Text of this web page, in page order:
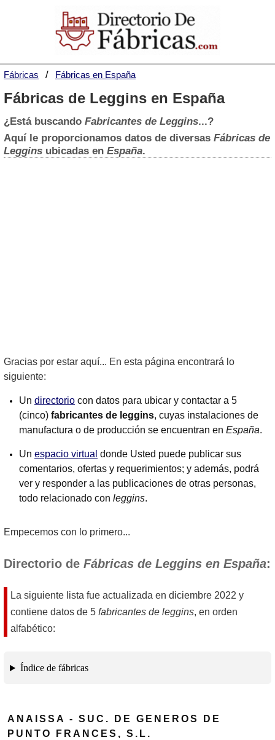
Fábricas Fábricas en España
Fábricas de Leggins en España
¿Está buscando Fabricantes de Leggins...?
Aquí le proporcionamos datos de diversas Fábricas de
Leggins ubicadas en España.
Gracias por estar aquí... En esta página encontrará lo
siguiente:
Un directorio con datos para ubicar y contactar a 5
(cinco) fabricantes de leggins, cuyas instalaciones de
manufactura o de producción se encuentran en España.
Un espacio virtual donde Usted puede publicar sus
comentarios, ofertas y requerimientos; y además, podrá
ver y responder a las publicaciones de otras personas,
todo relacionado con leggins.
Empecemos con lo primero...
Directorio de Fábricas de Leggins en España:
La siguiente lista fue actualizada en diciembre 2022 y
contiene datos de 5 fabricantes de leggins, en orden
alfabético:
Índice de fábricas
ANAISSA - SUC. DE GENEROS DE
PUNTO FRANCES, S.L.